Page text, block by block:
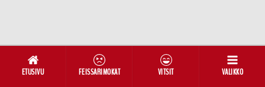
ETUSIVU FEISSARIMOKAT VITSIT VALIKKO